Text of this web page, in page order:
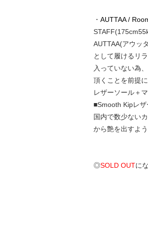
・ AUTTAA /
AUTTAA(アウッ
として履けるリ
入っていない為
頂くことを前提
レザーソール＋
■Smooth Kipレザ
国内で数少ない
から艶を出すよ
◎SOLD OUTに